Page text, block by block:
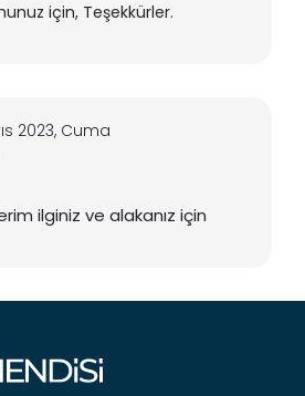
için, Teşekkürler.
2023, Cuma
ilginiz ve alakanız için